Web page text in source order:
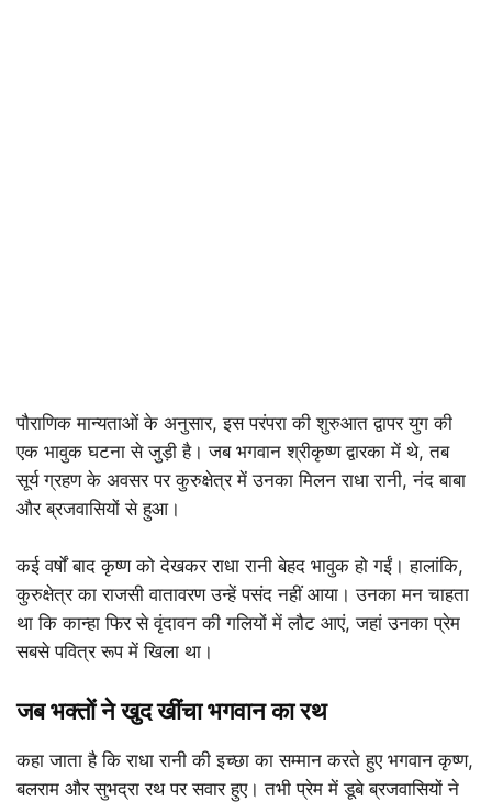
पौराणिक मान्यताओं के अनुसार, इस परंपरा की शुरुआत द्वापर युग की
एक भावुक घटना से जुड़ी है। जब भगवान श्रीकृष्ण द्वारका में थे, तब
सूर्य ग्रहण के अवसर पर कुरुक्षेत्र में उनका मिलन राधा रानी, नंद बाबा
और ब्रजवासियों से हुआ।
कई वर्षों बाद कृष्ण को देखकर राधा रानी बेहद भावुक हो गईं। हालांकि,
कुरुक्षेत्र का राजसी वातावरण उन्हें पसंद नहीं आया। उनका मन चाहता
था कि कान्हा फिर से वृंदावन की गलियों में लौट आएं, जहां उनका प्रेम
सबसे पवित्र रूप में खिला था।
जब भक्तों ने खुद खींचा भगवान का रथ
कहा जाता है कि राधा रानी की इच्छा का सम्मान करते हुए भगवान कृष्ण,
बलराम और सुभद्रा रथ पर सवार हुए। तभी प्रेम में डूबे ब्रजवासियों ने